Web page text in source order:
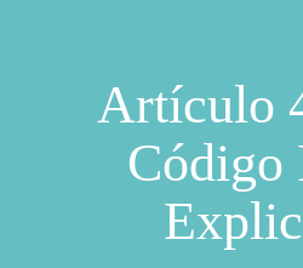
Artículo
Código